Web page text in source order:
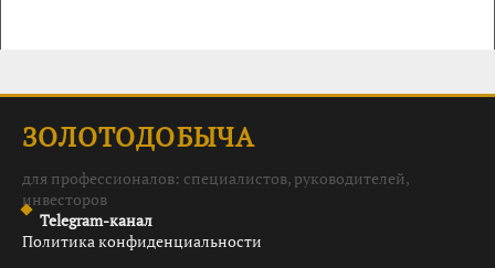
ЗОЛОТОДОБЫЧА
для профессионалов: специалистов, руководителей,
инвесторов
Telegram-канал
Политика конфиденциальности